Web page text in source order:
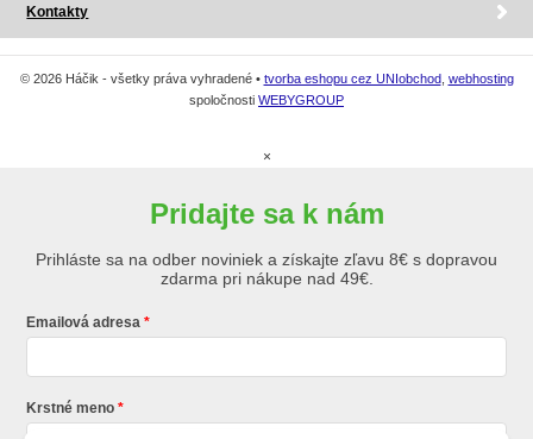
Kontakty
© 2026 Háčik - všetky práva vyhradené • tvorba eshopu cez UNIobchod, webhosting
spoločnosti WEBYGROUP
×
Pridajte sa k nám
Prihláste sa na odber noviniek a získajte zľavu 8€ s dopravou
zdarma pri nákupe nad 49€.
Emailová adresa
Krstné meno